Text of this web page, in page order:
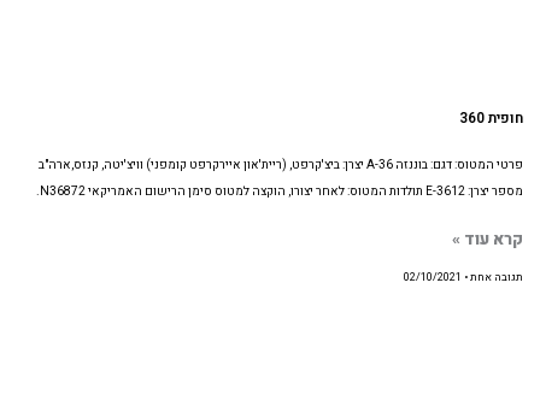
חופית 360
פרטי המטוס: דגם: בוננזה A-36 יצרן: ביצ'קרפט, (ריית'און איירקרפט קומפני) וויצ'יטה, קנזס,ארה"ב
מספר יצרן: E-3612 תולדות המטוס: לאחר יצורו, הוקצה למטוס סימן הרישום האמריקאי N36872.
קרא עוד »
תגובה אחת